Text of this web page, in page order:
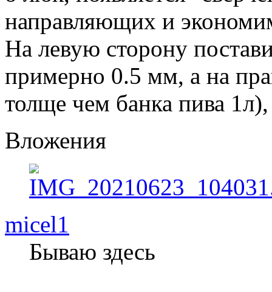
направляющих и
На левую сторону
примерно 0.5 мм, а на
толще чем банка пива
Вложения
micel1
Бываю здесь